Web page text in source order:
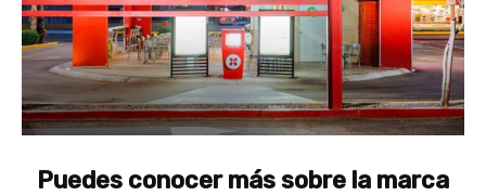
Puedes conocer más sobre la marca